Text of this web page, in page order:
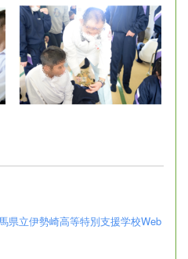
県立伊勢崎高等特別支援学校Web